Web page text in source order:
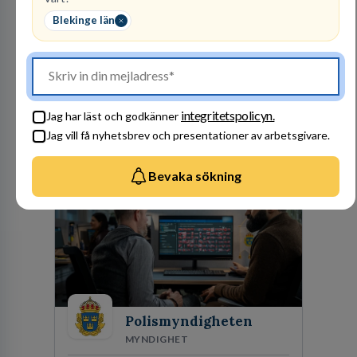
Blekinge län
Jag har läst och godkänner integritetspolicyn.
Jag vill få nyhetsbrev och presentationer av arbetsgivare.
Bevaka sökning
REKRYTERING- OCH
BEMANNING
34lediga jobb
Visa jobb
PerformIQ gör mer än att hitta personal. Våra
kandidater har rätt CV och det där lilla extra
som du letar efter. Ansvarstagande,
dedikerade, fokuserade. Stark teamkänsla,
vinnarinstinkt och hälsomedvetna. Vi kallar det
för idrottens egenskaper.
Polismyndigheten
MYNDIGHET